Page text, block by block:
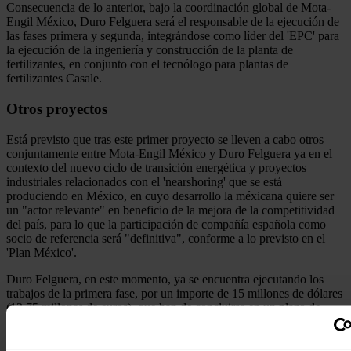
Consecuencia de lo anterior, bajo la coordinación global de Mota-
Engil México, Duro Felguera será el responsable de la ejecución de
las fases primera y segunda, integrándose como líder del 'EPC' para
la ejecución de la ingeniería y construcción de la planta de
fertilizantes, en conjunto con el tecnólogo para plantas de
fertilizantes Casale.
Otros proyectos
Está previsto que tras este primer proyecto se lleven a cabo otros
conjuntamente entre Mota-Engil México y Duro Felguera ya en el
contexto del nuevo ciclo de transición energética y proyectos
industriales relacionados con el 'nearshoring' que se está
produciendo en México, en cuyo desarrollo la méxicana quiere ser
un "actor relevante" en beneficio de la mejora de la competitividad
del país, para lo que la participación de compañía española como
socio de referencia será "definitiva", conforme a lo previsto en el
'Plan México'.
Duro Felguera, en este momento, ya se encuentra ejecutando los
trabajos de la primera fase, por un importe de 15 millones de dólares
(13,75 millones de euros), que han de concluirse en un plazo de